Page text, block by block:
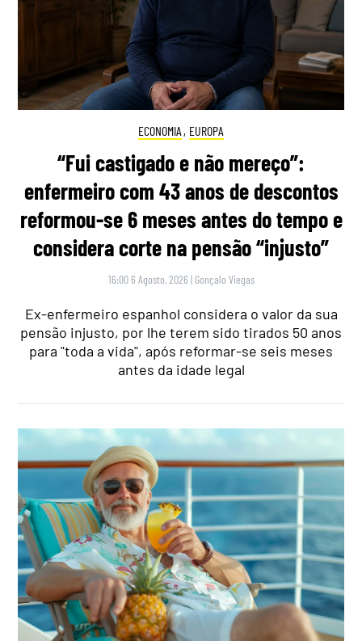
ECONOMIA , EUROPA
“Fui castigado e não mereço”:
enfermeiro com 43 anos de descontos
reformou-se 6 meses antes do tempo e
considera corte na pensão “injusto”
16:00 6 Agosto, 2026 | Gonçalo Viegas
Ex-enfermeiro espanhol considera o valor da sua
pensão injusto, por lhe terem sido tirados 50 anos
para "toda a vida", após reformar-se seis meses
antes da idade legal